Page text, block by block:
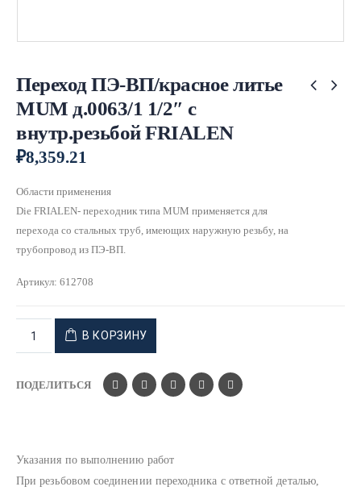
Переход ПЭ-ВП/красное литье
MUM д.0063/1 1/2″ с
внутр.резьбой FRIALEN
₽8,359.21
Области применения
Die FRIALEN- переходник типа MUM применяется для
перехода со стальных труб, имеющих наружную резьбу, на
трубопровод из ПЭ-ВП.
Артикул: 612708
В КОРЗИНУ
ПОДЕЛИТЬСЯ
Указания по выполнению работ
При резьбовом соединении переходника с ответной деталью,